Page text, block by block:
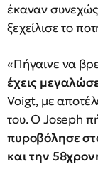
έκαναν
ξεχείλισε το
«Πήγαινε να
έχεις
Voigt, με
του. Ο Joseph
πυροβόλησε
και την